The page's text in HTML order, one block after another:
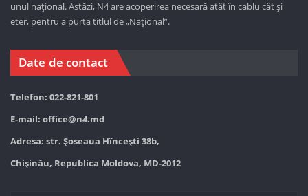
unul național. Astăzi, N4 are acoperirea necesară atât în cablu cât și
eter, pentru a purta titlul de „Național”.
Date de contact
Telefon: 022-821-801
E-mail: office@n4.md
Adresa: str. Șoseaua Hînceşti 38b,
Chișinău, Republica Moldova, MD-2012